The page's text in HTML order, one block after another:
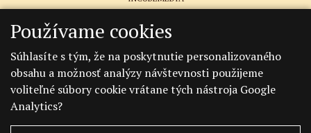
Používame cookies
Súhlasíte s tým, že na poskytnutie personalizovaného
obsahu a možnosť analýzy návštevnosti použijeme
voliteľné súbory cookie vrátane tých nástroja Google
Analytics?